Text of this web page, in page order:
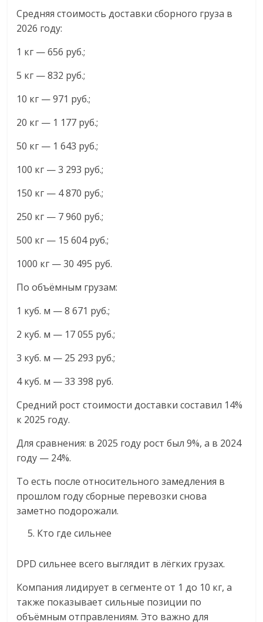
Средняя стоимость доставки сборного груза в
2026 году:
1 кг — 656 руб.;
5 кг — 832 руб.;
10 кг — 971 руб.;
20 кг — 1 177 руб.;
50 кг — 1 643 руб.;
100 кг — 3 293 руб.;
150 кг — 4 870 руб.;
250 кг — 7 960 руб.;
500 кг — 15 604 руб.;
1000 кг — 30 495 руб.
По объёмным грузам:
1 куб. м — 8 671 руб.;
2 куб. м — 17 055 руб.;
3 куб. м — 25 293 руб.;
4 куб. м — 33 398 руб.
Средний рост стоимости доставки составил 14%
к 2025 году.
Для сравнения: в 2025 году рост был 9%, а в 2024
году — 24%.
То есть после относительного замедления в
прошлом году сборные перевозки снова
заметно подорожали.
Кто где сильнее
DPD сильнее всего выглядит в лёгких грузах.
Компания лидирует в сегменте от 1 до 10 кг, а
также показывает сильные позиции по
объёмным отправлениям. Это важно для